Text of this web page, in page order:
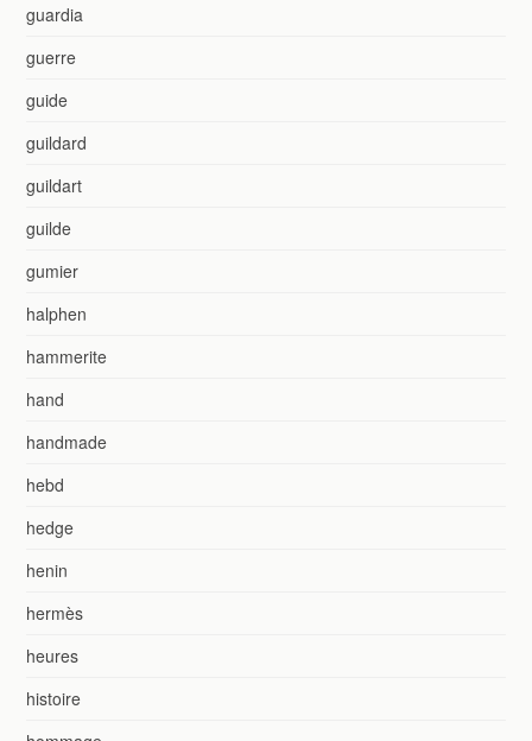
guardia
guerre
guide
guildard
guildart
guilde
gumier
halphen
hammerite
hand
handmade
hebd
hedge
henin
hermès
heures
histoire